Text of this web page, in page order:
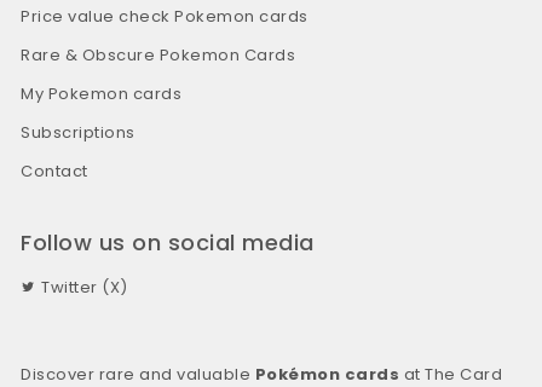
Price value check Pokemon cards
Rare & Obscure Pokemon Cards
My Pokemon cards
Subscriptions
Contact
Follow us on social media
Twitter (X)
Discover rare and valuable Pokémon cards at The Card